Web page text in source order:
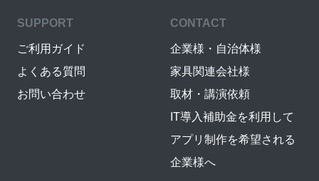
SUPPORT
ご利用ガイド
よくある質問
お問い合わせ
CONTACT
企業様・自治体様
家具関連会社様
取材・講演依頼
IT導入補助金を利用して
アプリ制作を希望される
企業様へ